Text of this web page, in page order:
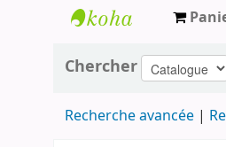
Archives
contestataires
Chercher
Recherche avancée